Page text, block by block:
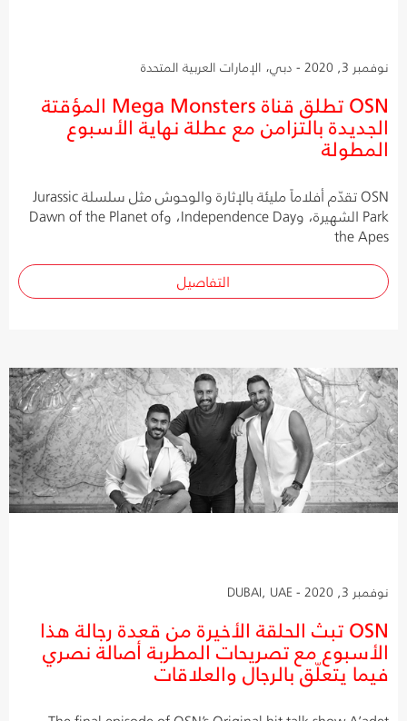
نوفمبر 3, 2020 - دبي، الإمارات العربية المتحدة
OSN تطلق قناة Mega Monsters المؤقتة
الجديدة بالتزامن مع عطلة نهاية الأسبوع
المطولة
OSN تقدّم أفلاماً مليئة بالإثارة والوحوش مثل سلسلة Jurassic
Park الشهيرة، وIndependence Day، وDawn of the Planet of
the Apes
التفاصيل
نوفمبر 3, 2020 - DUBAI, UAE
OSN تبث الحلقة الأخيرة من قعدة رجالة هذا
الأسبوع مع تصريحات المطربة أصالة نصري
فيما يتعلّق بالرجال والعلاقات